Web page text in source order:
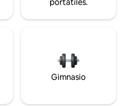
portátiles.
Gimnasio